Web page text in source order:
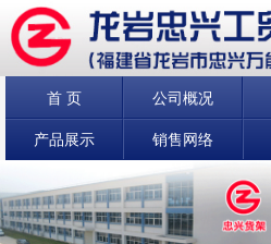
首 页 公司概况
产品展示 销售网络